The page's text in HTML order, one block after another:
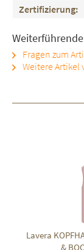
Zertifizierung:
Weiterführende
Fragen zum
Weitere Artikel
Lavera
&